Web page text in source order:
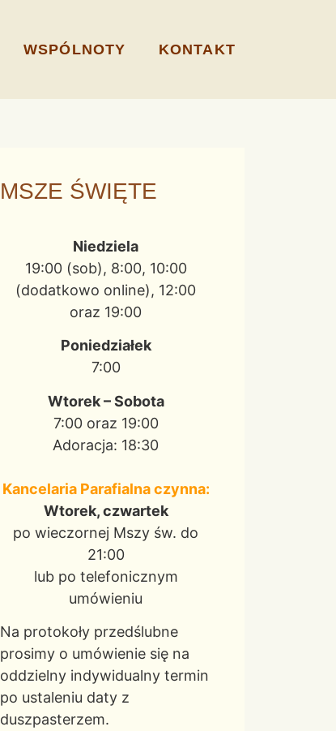
WSPÓLNOTY KONTAKT
MSZE ŚWIĘTE
Niedziela
19:00 (sob), 8:00, 10:00
(dodatkowo online), 12:00
oraz 19:00
Poniedziałek
7:00
Wtorek – Sobota
7:00 oraz 19:00
Adoracja: 18:30
Kancelaria Parafialna czynna:
Wtorek, czwartek
po wieczornej Mszy św. do
21:00
lub po telefonicznym
umówieniu
Na protokoły przedślubne
prosimy o umówienie się na
oddzielny indywidualny termin
po ustaleniu daty z
duszpasterzem.